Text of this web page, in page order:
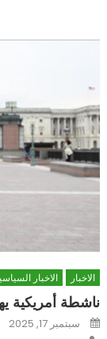
الاخبار الاخبار
ناشطة أمريكية
Posted
onسبتمبر 17, 2025